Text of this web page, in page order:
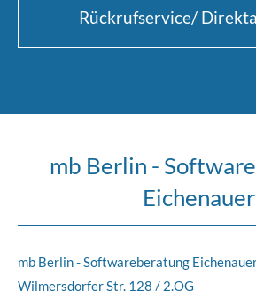
Rückrufservice/
mb Berlin -
Eichenauer
mb Berlin - Softwareberatung
Wilmersdorfer Str. 128 / 2.OG